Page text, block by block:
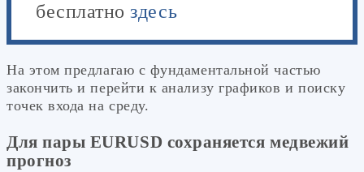
бесплатноздесь
На этом предлагаю с фундаментальной частью
закончить и перейти к анализу графиков и поиску
точек входа на среду.
Для пары EURUSD сохраняется медвежий
прогноз